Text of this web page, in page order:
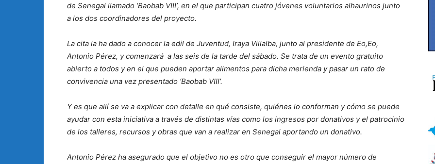
de Senegal llamado ‘Baobab VIII’, en el que participan cuatro jóvenes voluntarios alhaurinos junto
a los dos coordinadores del proyecto.
La cita la ha dado a conocer la edil de Juventud, Iraya Villalba, junto al presidente de Eo,Eo,
Antonio Pérez, y comenzará a las seis de la tarde del sábado. Se trata de un evento gratuito
abierto a todos y en el que pueden aportar alimentos para dicha merienda y pasar un rato de
convivencia una vez presentado ‘Baobab VIII’.
Y es que allí se va a explicar con detalle en qué consiste, quiénes lo conforman y cómo se puede
ayudar con esta iniciativa a través de distintas vías como los ingresos por donativos y el patrocinio
de los talleres, recursos y obras que van a realizar en Senegal aportando un donativo.
Antonio Pérez ha asegurado que el objetivo no es otro que conseguir el mayor número de